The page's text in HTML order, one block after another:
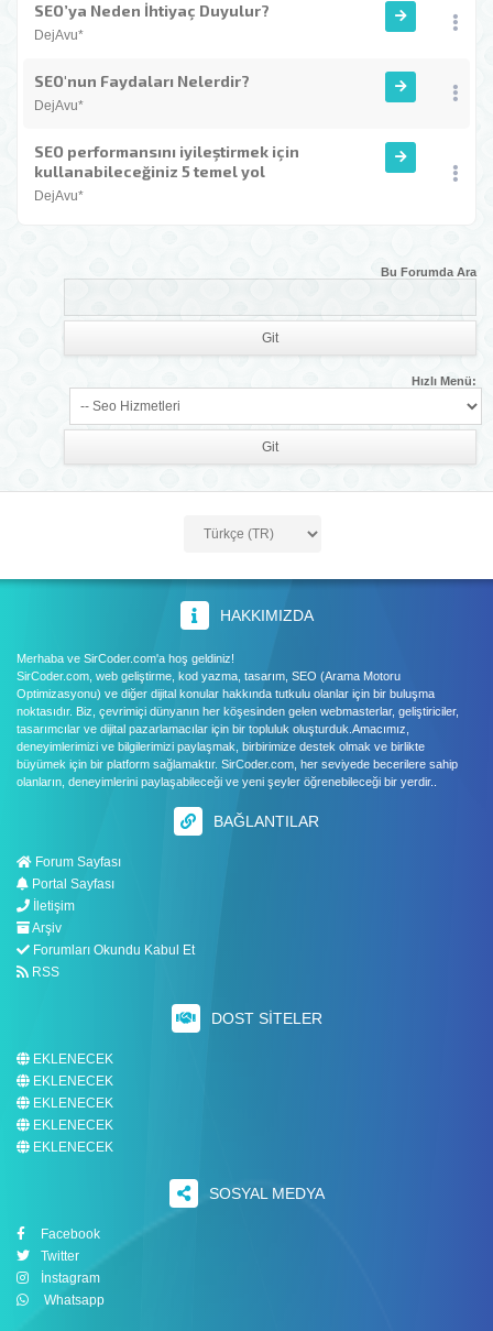
SEO’ya Neden İhtiyaç Duyulur?
DejAvu*
SEO'nun Faydaları Nelerdir?
DejAvu*
SEO performansını iyileştirmek için
kullanabileceğiniz 5 temel yol
DejAvu*
Bu Forumda Ara
Hızlı Menü:
HAKKIMIZDA
Merhaba ve SirCoder.com'a hoş geldiniz!
SirCoder.com, web geliştirme, kod yazma, tasarım, SEO (Arama Motoru
Optimizasyonu) ve diğer dijital konular hakkında tutkulu olanlar için bir buluşma
noktasıdır. Biz, çevrimiçi dünyanın her köşesinden gelen webmasterlar, geliştiriciler,
tasarımcılar ve dijital pazarlamacılar için bir topluluk oluşturduk.Amacımız,
deneyimlerimizi ve bilgilerimizi paylaşmak, birbirimize destek olmak ve birlikte
büyümek için bir platform sağlamaktır. SirCoder.com, her seviyede becerilere sahip
olanların, deneyimlerini paylaşabileceği ve yeni şeyler öğrenebileceği bir yerdir..
BAĞLANTILAR
Forum Sayfası
Portal Sayfası
İletişim
Arşiv
Forumları Okundu Kabul Et
RSS
DOST SITELER
EKLENECEK
EKLENECEK
EKLENECEK
EKLENECEK
EKLENECEK
SOSYAL MEDYA
Facebook
Twitter
İnstagram
Whatsapp